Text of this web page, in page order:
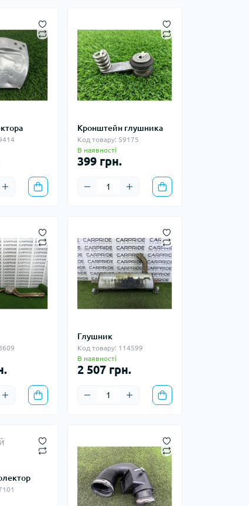
Кронштейн глушника
Код товару: 59175
В наявності
399 грн.
Глушник
Код товару: 114599
В наявності
2 507 грн.